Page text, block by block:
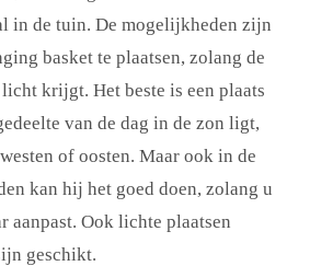
in de tuin. De mogelijkheden zijn
basket te plaatsen, zolang de
krijgt. Het beste is een plaats
van de dag in de zon ligt,
of oosten. Maar ook in de
kan hij het goed doen, zolang u
aanpast. Ook lichte plaatsen
geschikt.